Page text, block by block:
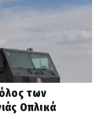
των
Οπλικά